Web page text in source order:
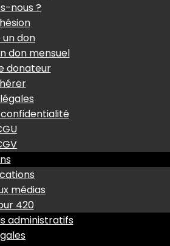
nous ?
un don
don mensuel
donateur
médias
420
administratifs